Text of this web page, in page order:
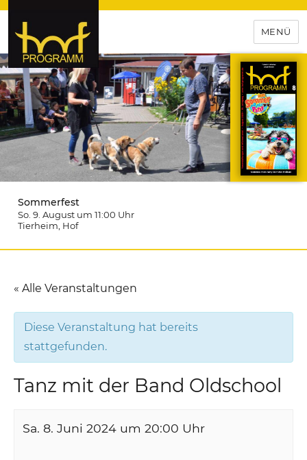
hof-programm – das
Veranstaltungsportal für
Hochfranken
MENÜ
Sommerfest
So. 9. August um 11:00 Uhr
Tierheim , Hof
« Alle Veranstaltungen
Diese Veranstaltung hat bereits
stattgefunden.
Tanz mit der Band Oldschool
Sa. 8. Juni 2024 um 20:00 Uhr